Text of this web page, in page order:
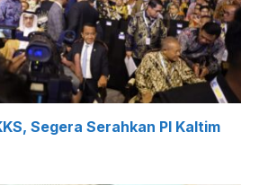
Segera Serahkan PI Kaltim